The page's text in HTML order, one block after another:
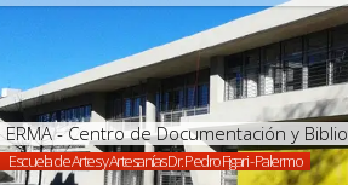
ERMA - Centro de Documentación y
Escuela de Artes y Artesanías Dr. Pedro Figari - Palermo